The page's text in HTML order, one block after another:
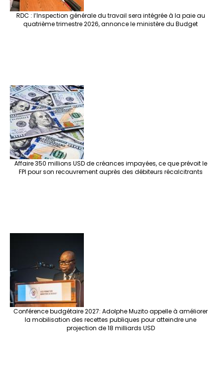
RDC : l’Inspection générale du travail sera intégrée à la paie au
quatrième trimestre 2026, annonce le ministère du Budget
Affaire 350 millions USD de créances impayées, ce que prévoit le
FPI pour son recouvrement auprès des débiteurs récalcitrants
Conférence budgétaire 2027: Adolphe Muzito appelle à améliorer
la mobilisation des recettes publiques pour atteindre une
projection de 18 milliards USD